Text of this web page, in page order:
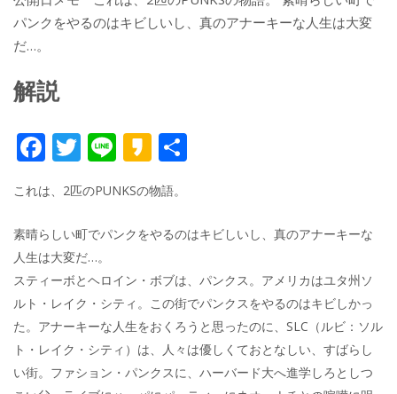
パンクをやるのはキビしいし、真のアナーキーな人生は大変
だ…。
解説
F
ac
e
b
o
o
k
T
w
itt
er
Li
e
K
a
k
a
これは、2匹のPUNKSの物語。
素晴らしい町でパンクをやるのはキビしいし、真のアナーキーな
人生は大変だ…。
スティーボとヘロイン・ボブは、パンクス。アメリカはユタ州ソ
ルト・レイク・シティ。この街でパンクスをやるのはキビしかっ
た。アナーキーな人生をおくろうと思ったのに、SLC（ルビ：ソル
ト・レイク・シティ）は、人々は優しくておとなしい、すばらし
い街。ファション・パンクスに、ハーバード大へ進学しろとしつ